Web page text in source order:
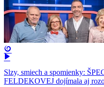
Slzy, smiech a spomienky:
FELDEKOVEJ dojímala aj